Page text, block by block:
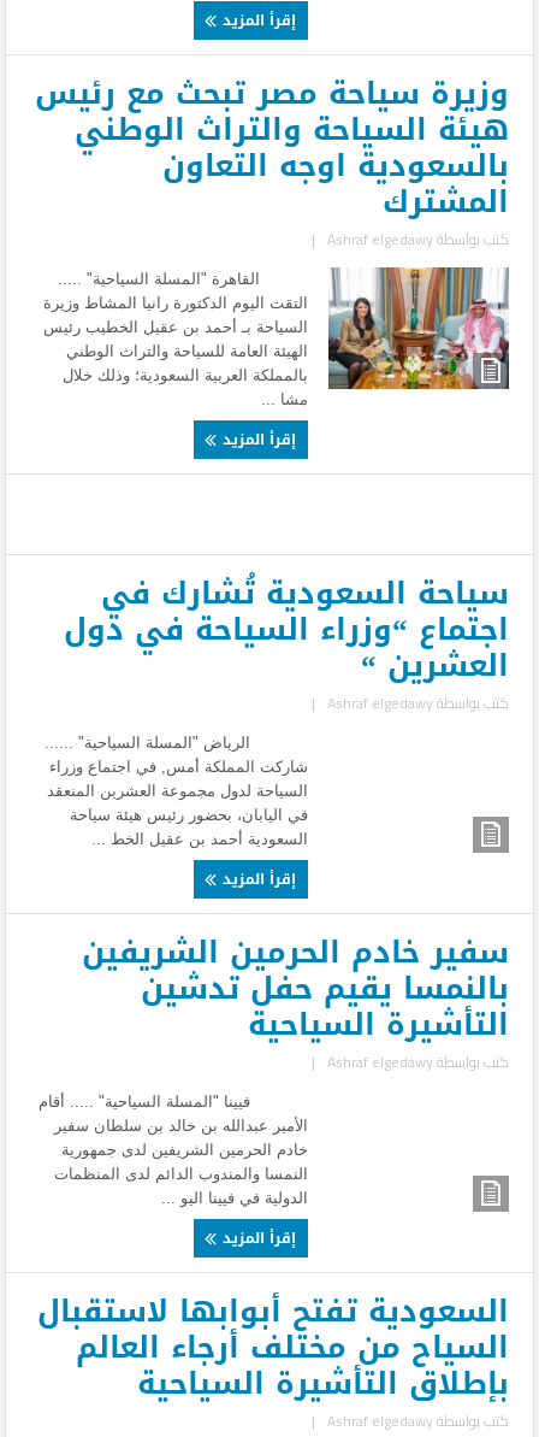
إقرأ المزيد
وزيرة سياحة مصر تبحث مع رئيس
هيئة السياحة والتراث الوطني
بالسعودية اوجه التعاون
المشترك
كتب بواسطةAshraf elgedawy
|
القاهرة "المسلة السياحية" .....
التقت اليوم الدكتورة رانيا المشاط وزيرة
السياحة بـ أحمد بن عقيل الخطيب رئيس
الهيئة العامة للسياحة والتراث الوطني
بالمملكة العربية السعودية؛ وذلك خلال
مشا ...
إقرأ المزيد
سياحة السعودية تُشارك في
اجتماع “وزراء السياحة في دول
العشرين “
كتب بواسطةAshraf elgedawy
|
الرياض "المسلة السياحية" ......
شاركت المملكة أمس, في اجتماع وزراء
السياحة لدول مجموعة العشرين المنعقد
في اليابان، بحضور رئيس هيئة سياحة
السعودية أحمد بن عقيل الخط ...
إقرأ المزيد
سفير خادم الحرمين الشريفين
بالنمسا يقيم حفل تدشين
التأشيرة السياحية
كتب بواسطةAshraf elgedawy
|
فيينا "المسلة السياحية" ..... أقام
الأمير عبدالله بن خالد بن سلطان سفير
خادم الحرمين الشريفين لدى جمهورية
النمسا والمندوب الدائم لدى المنظمات
الدولية في فيينا اليو ...
إقرأ المزيد
السعودية تفتح أبوابها لاستقبال
السياح من مختلف أرجاء العالم
بإطلاق التأشيرة السياحية
كتب بواسطةAshraf elgedawy
|